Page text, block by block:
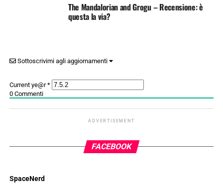
The Mandalorian and Grogu – Recensione: è
questa la via?
Sottoscrivimi agli aggiornamenti
Current ye@r*
0Commenti
ADVERTISEMENT
FACEBOOK
SpaceNerd